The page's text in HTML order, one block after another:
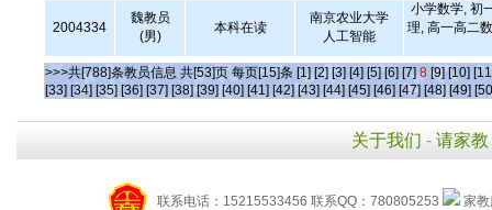
2004334
魏教员
(男)
本科在读
南京农业大学
人工智能
小学数学, 初
理, 高一高二
>>>共[788]条教员信息 共[53]页 每页[15]条 [1] [2] [3] [4] [5] [6] [7] 8 [9] [10]
[33] [34] [35] [36] [37] [38] [39] [40] [41] [42] [43] [44] [45] [46] [47] [48] [49]
关于我们 - 请家教
联系电话：15215533456 联系QQ：780805253 家